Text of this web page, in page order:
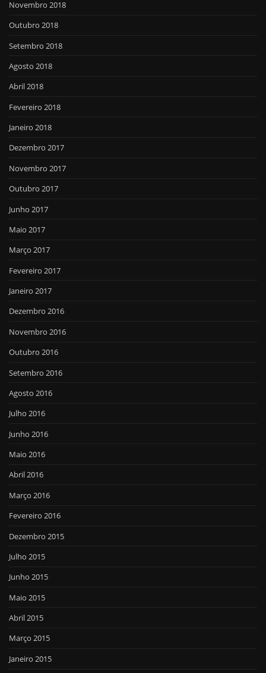
Novembro 2018
Outubro 2018
Setembro 2018
Agosto 2018
Abril 2018
Fevereiro 2018
Janeiro 2018
Dezembro 2017
Novembro 2017
Outubro 2017
Junho 2017
Maio 2017
Março 2017
Fevereiro 2017
Janeiro 2017
Dezembro 2016
Novembro 2016
Outubro 2016
Setembro 2016
Agosto 2016
Julho 2016
Junho 2016
Maio 2016
Abril 2016
Março 2016
Fevereiro 2016
Dezembro 2015
Julho 2015
Junho 2015
Maio 2015
Abril 2015
Março 2015
Janeiro 2015